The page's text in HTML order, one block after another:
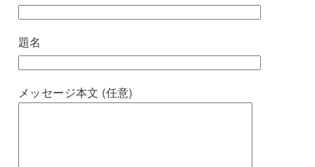
題名
メッセージ本文 (任意)